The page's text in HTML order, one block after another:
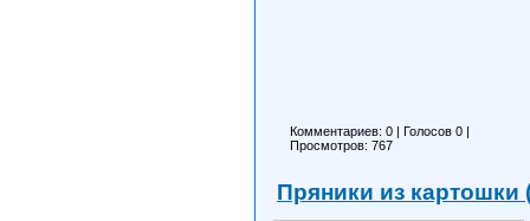
Комментариев: 0 | Голосов 0 |
Просмотров: 767
Пряники из картошки